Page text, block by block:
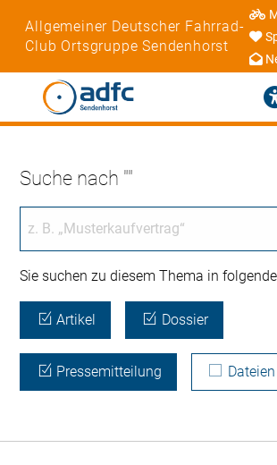
Allgemeiner Deutscher Fahrrad-
Club Ortsgruppe Sendenhorst
Suche nach ""
Sie suchen zu diesem Thema in
Artikel Dossier
Pressemitteilung Dateien